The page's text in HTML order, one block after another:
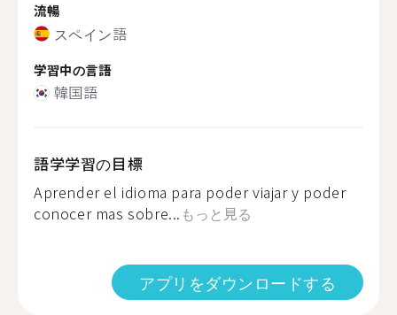
流暢
スペイン語
学習中の言語
韓国語
語学学習の目標
Aprender el idioma para poder viajar y poder
conocer mas sobre... もっと見る
アプリをダウンロードする